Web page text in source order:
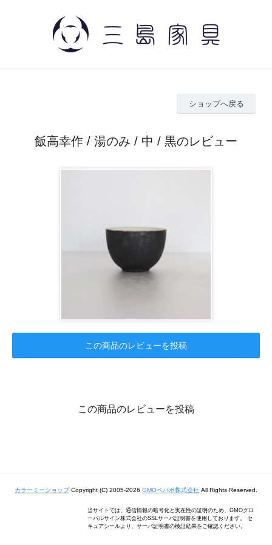
ショップへ戻る
飯高幸作 / 湯のみ / 中 / 黒のレビュー
この商品のレビューを投稿
この商品のレビューを投稿
カラーミーショップCopyright (C) 2005-2026 GMOペパボ株式会社 All Rights Reserved.
当サイトでは、通信情報の暗号化と実在性の証明のため、GMOグロ
ーバルサイン株式会社のSSLサーバ証明書を使用しております。 セ
キュアシールより、サーバ証明書の検証結果をご確認ください。